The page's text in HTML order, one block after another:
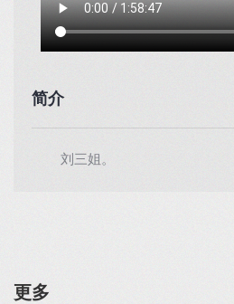
简介
刘三姐。
更多